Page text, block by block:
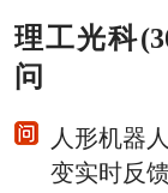
理工光科
问
人形机器
变实时反